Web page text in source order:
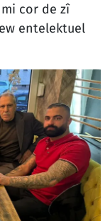
cor de zî
entelektuel